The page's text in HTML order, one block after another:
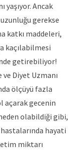
yaşıyor. Ancak
gerekse
katkı maddeleri,
kaçılabilmesi
getirebiliyor!
Diyet Uzmanı
ölçüyü fazla
açarak gecenin
olabildiği gibi,
hayati
miktarı